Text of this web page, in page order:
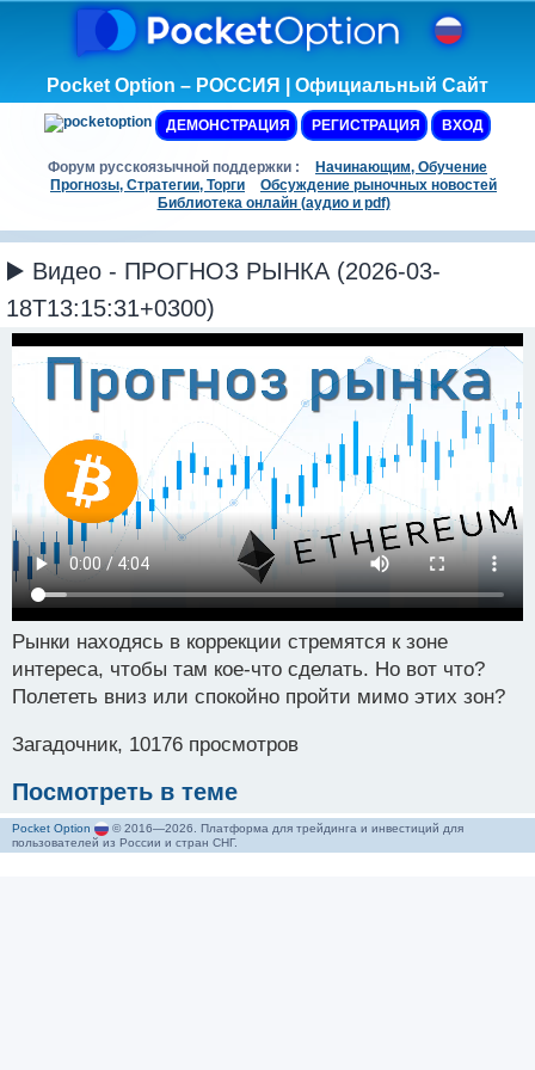
Pocket Option – РОССИЯ | Официальный Сайт
ДЕМОНСТРАЦИЯ РЕГИСТРАЦИЯ ВХОД
Форум русскоязычной поддержки :
Начинающим, Обучение
Прогнозы, Стратегии, Торги
Обсуждение рыночных новостей
Библиотека онлайн (аудио и pdf)
▶️ Видео - ПРОГНОЗ РЫНКА (2026-03-
18T13:15:31+0300)
Рынки находясь в коррекции стремятся к зоне
интереса, чтобы там кое-что сделать. Но вот что?
Полететь вниз или спокойно пройти мимо этих зон?
Загадочник, 10176 просмотров
Посмотреть в теме
Pocket Option
© 2016—2026. Платформа для трейдинга и инвестиций для
пользователей из России и стран СНГ.